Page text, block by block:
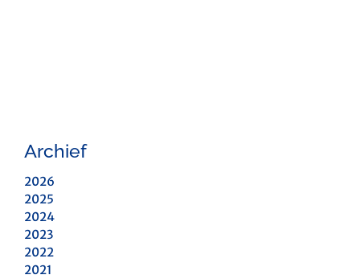
Archief
2026
2025
2024
2023
2022
2021